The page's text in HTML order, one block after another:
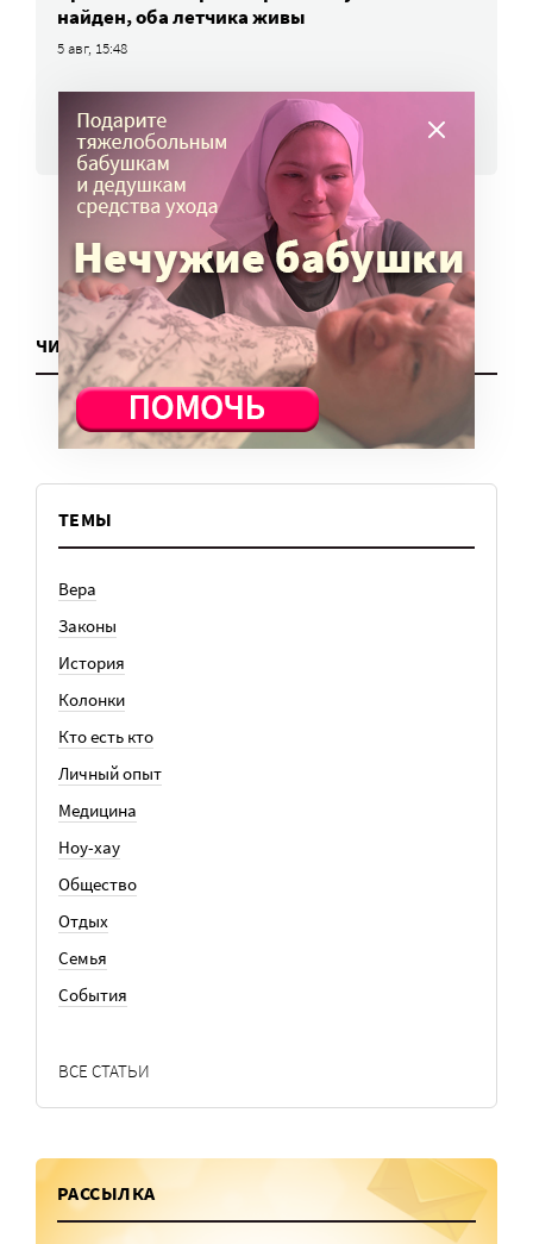
найден, оба летчика живы
5 авг, 15:48
ВСЕ НОВОСТИ
ЧИТАТЬ ЕЩЕ
ТЕМЫ
Вера
Законы
История
Колонки
Кто есть кто
Личный опыт
Медицина
Ноу-хау
Общество
Отдых
Семья
События
ВСЕ СТАТЬИ
РАССЫЛКА